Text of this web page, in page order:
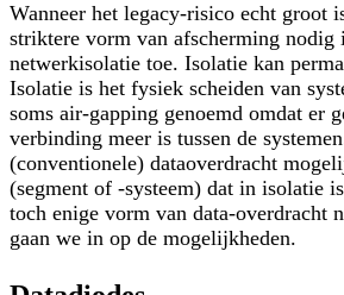
Wanneer het legacy-risico echt groot
striktere vorm van afscherming nodig
netwerkisolatie toe. Isolatie kan
Isolatie is het fysiek scheiden van
soms air-gapping genoemd omdat er
verbinding meer is tussen de
(conventionele) dataoverdracht
(segment of -systeem) dat in isolatie
toch enige vorm van data-overdracht
gaan we in op de mogelijkheden.